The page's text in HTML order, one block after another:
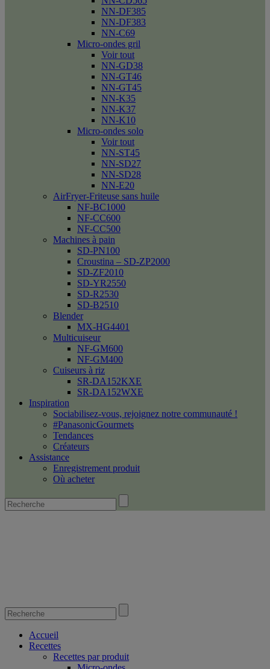
NN-DF385
NN-DF383
NN-C69
Micro-ondes gril
Voir tout
NN-GD38
NN-GT46
NN-GT45
NN-K35
NN-K37
NN-K10
Micro-ondes solo
Voir tout
NN-ST45
NN-SD27
NN-SD28
NN-E20
AirFryer-Friteuse sans huile
NF-BC1000
NF-CC600
NF-CC500
Machines à pain
SD-PN100
Croustina – SD-ZP2000
SD-ZF2010
SD-YR2550
SD-R2530
SD-B2510
Blender
MX-HG4401
Multicuiseur
NF-GM600
NF-GM400
Cuiseurs à riz
SR-DA152KXE
SR-DA152WXE
Inspiration
Sociabilisez-vous, rejoignez notre communauté !
#PanasonicGourmets
Tendances
Créateurs
Assistance
Enregistrement produit
Où acheter
Accueil
Recettes
Recettes par produit